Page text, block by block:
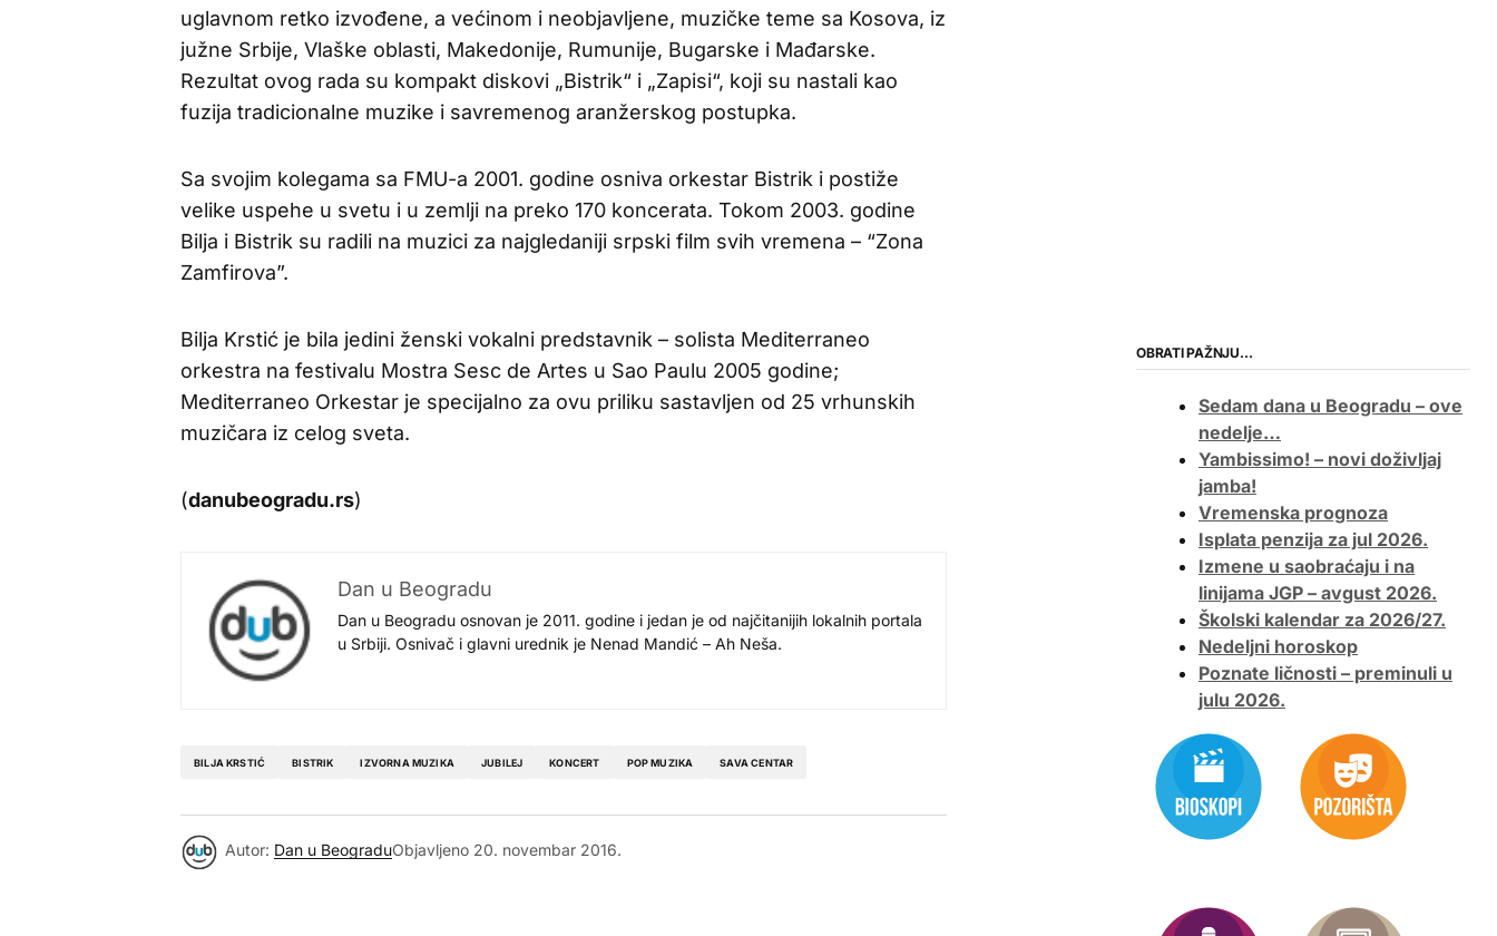
uglavnom retko izvođene, a većinom i neobjavljene, muzičke teme sa Kosova, iz
južne Srbije, Vlaške oblasti, Makedonije, Rumunije, Bugarske i Mađarske.
Rezultat ovog rada su kompakt diskovi „Bistrik“ i „Zapisi“, koji su nastali kao
fuzija tradicionalne muzike i savremenog aranžerskog postupka.
Sa svojim kolegama sa FMU-a 2001. godine osniva orkestar Bistrik i postiže
velike uspehe u svetu i u zemlji na preko 170 koncerata. Tokom 2003. godine
Bilja i Bistrik su radili na muzici za najgledaniji srpski film svih vremena – “Zona
Zamfirova”.
Bilja Krstić je bila jedini ženski vokalni predstavnik – solista Mediterraneo
orkestra na festivalu Mostra Sesc de Artes u Sao Paulu 2005 godine;
Mediterraneo Orkestar je specijalno za ovu priliku sastavljen od 25 vrhunskih
muzičara iz celog sveta.
(danubeogradu.rs)
Dan u Beogradu
Dan u Beogradu osnovan je 2011. godine i jedan je od najčitanijih lokalnih portala
u Srbiji. Osnivač i glavni urednik je Nenad Mandić – Ah Neša.
BILJA KRSTIĆ BISTRIK IZVORNA MUZIKA JUBILEJ KONCERT POP MUZIKA SAVA CENTAR
Autor: Dan u BeograduObjavljeno 20. novembar 2016.
OBRATI PAŽNJU…
Sedam dana u Beogradu – ove
nedelje…
Yambissimo! – novi doživljaj
jamba!
Vremenska prognoza
Isplata penzija za jul 2026.
Izmene u saobraćaju i na
linijama JGP – avgust 2026.
Školski kalendar za 2026/27.
Nedeljni horoskop
Poznate ličnosti – preminuli u
julu 2026.